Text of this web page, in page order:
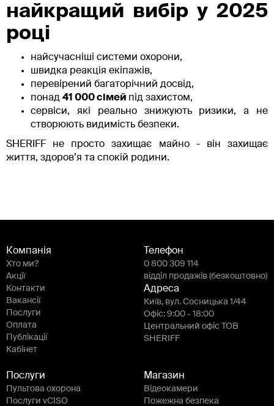
найкращий вибір у 2025
році
найсучасніші системи охорони,
швидка реакція екіпажів,
перевірений багаторічний досвід,
понад 41 000 сімей під захистом,
сервіси, які реально знижують ризики, а не
створюють видимість безпеки.
SHERIFF не просто захищає майно - він захищає
життя, здоров’я та спокій родини.
Компанія
Хто ми?
Акції
Контакти
Вакансії
Послуги
Оплата
Публікації
Кабінет
Телефон
0 800 309 114
відділ продажів (безкоштовно)
Адреса
Київ, вул. Сосницька 1/44
Офіс: 9:00 - 18:00
Центральний офіс ТОВ
SHERIFF
Послуги
Пультова охорона
Послуги vCISO
Магазин
Відеокамери
Пожежна безпека